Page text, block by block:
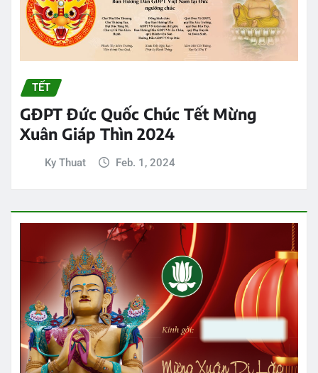
TẾT
GĐPT Đức Quốc Chúc Tết Mừng
Xuân Giáp Thìn 2024
Ky Thuat Feb. 1, 2024